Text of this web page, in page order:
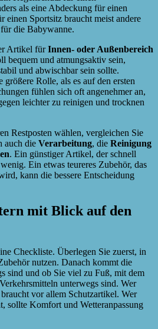
als eine Abdeckung für einen
einen Sportsitz braucht meist andere
die Babywanne.
Artikel fürInnen- oder Außenbereich
bequem und atmungsaktiv sein,
und abwischbar sein sollte.
Rolle, als es auf den ersten
fühlen sich oft angenehmer an,
leichter zu reinigen und trocknen
Restposten wählen, vergleichen Sie
auch die Verarbeitung, die Reinigung
. Ein günstiger Artikel, der schnell
Ein etwas teureres Zubehör, das
kann die bessere Entscheidung
mit Blick auf den
Checkliste. Überlegen Sie zuerst, in
nutzen. Danach kommt die
sind und ob Sie viel zu Fuß, mit dem
unterwegs sind. Wer
vor allem Schutzartikel. Wer
sollte Komfort und Wetteranpassung